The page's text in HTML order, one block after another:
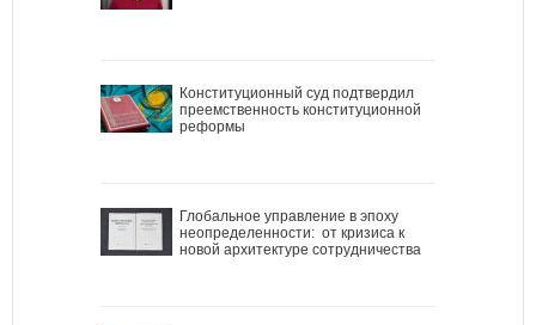
Конституционный суд подтвердил
преемственность конституционной
реформы
Глобальное управление в эпоху
неопределенности: от кризиса к
новой архитектуре сотрудничества